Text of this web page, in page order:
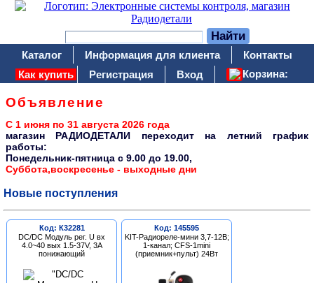
Каталог Информация для клиента
Контакты
Как купить
Регистрация Вход Корзина:
Объявление
С 1 июня по 31 августа 2026 года
магазин РАДИОДЕТАЛИ переходит на летний график
работы:
Понедельник-пятница c 9.00 до 19.00,
Суббота,воскресенье - выходные дни
Новые поступления
Код: К32281
DC/DC Модуль рег. U вх
4.0~40 вых 1.5-37V, 3A
понижающий
Код: 145595
KIT-Радиореле-мини 3,7-12В;
1-канал; CFS-1mini
(приемник+пульт) 24Вт